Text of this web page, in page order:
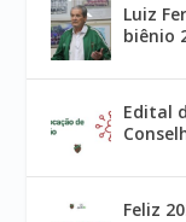
Luiz
biênio
Edital
Feliz